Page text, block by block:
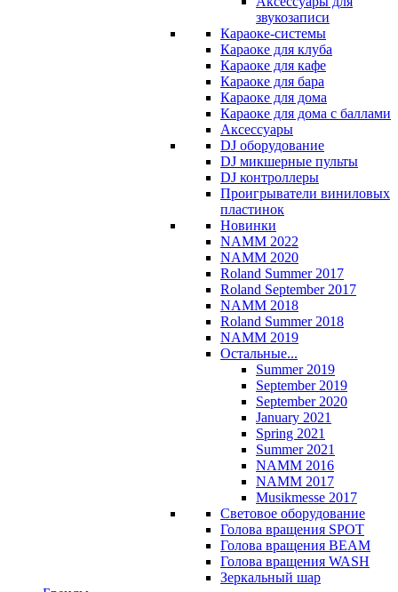
звукозаписи
Караоке-системы
Караоке для клуба
Караоке для кафе
Караоке для бара
Караоке для дома
Караоке для дома с баллами
Аксессуары
DJ оборудование
DJ микшерные пульты
DJ контроллеры
Проигрыватели виниловых
пластинок
Новинки
NAMM 2022
NAMM 2020
Roland Summer 2017
Roland September 2017
NAMM 2018
Roland Summer 2018
NAMM 2019
Остальные...
Summer 2019
September 2019
September 2020
January 2021
Spring 2021
Summer 2021
NAMM 2016
NAMM 2017
Musikmesse 2017
Световое оборудование
Голова вращения SPOT
Голова вращения BEAM
Голова вращения WASH
Зеркальный шар